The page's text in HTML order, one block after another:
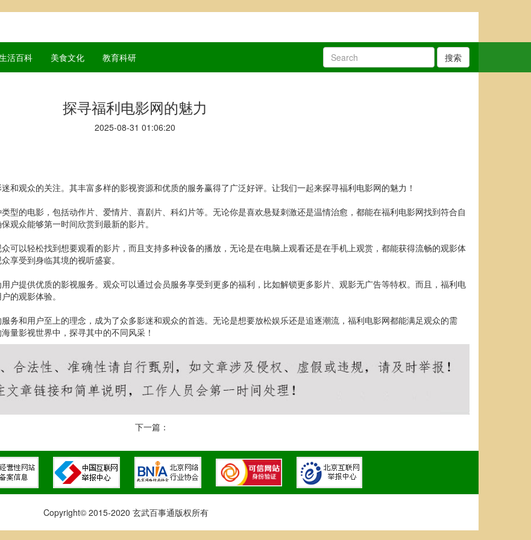
活百科 美食文化 教育科研 搜索
探寻福利电影网的魅力
2025-08-31 01:06:20
和观众的关注。其丰富多样的影视资源和优质的服务赢得了广泛好评。让我们一起来探寻福利电影网的魅力！
型的电影，包括动作片、爱情片、喜剧片、科幻片等。无论你是喜欢悬疑刺激还是温情治愈，都能在福利电影网找到符合自
观众能够第一时间欣赏到最新的影片。
可以轻松找到想要观看的影片，而且支持多种设备的播放，无论是在电脑上观看还是在手机上观赏，都能获得流畅的观影体
享受到身临其境的视听盛宴。
户提供优质的影视服务。观众可以通过会员服务享受到更多的福利，比如解锁更多影片、观影无广告等特权。而且，福利电
的观影体验。
务和用户至上的理念，成为了众多影迷和观众的首选。无论是想要放松娱乐还是追逐潮流，福利电影网都能满足观众的需
量影视世界中，探寻其中的不同风采！
下一篇：
Copyright© 2015-2020 玄武百事通版权所有